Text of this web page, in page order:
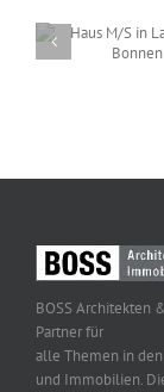
BOSS Architekten
Partner für
alle Themen in
und Immobilien.